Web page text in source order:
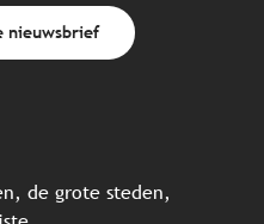
nieuwsbrief
de grote steden,